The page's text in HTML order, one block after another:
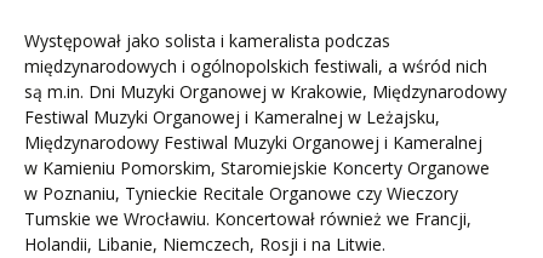
Występował jako solista i kameralista podczas
międzynarodowych i ogólnopolskich festiwali, a wśród nich
są m.in. Dni Muzyki Organowej w Krakowie, Międzynarodowy
Festiwal Muzyki Organowej i Kameralnej w Leżajsku,
Międzynarodowy Festiwal Muzyki Organowej i Kameralnej
w Kamieniu Pomorskim, Staromiejskie Koncerty Organowe
w Poznaniu, Tynieckie Recitale Organowe czy Wieczory
Tumskie we Wrocławiu. Koncertował również we Francji,
Holandii, Libanie, Niemczech, Rosji i na Litwie.